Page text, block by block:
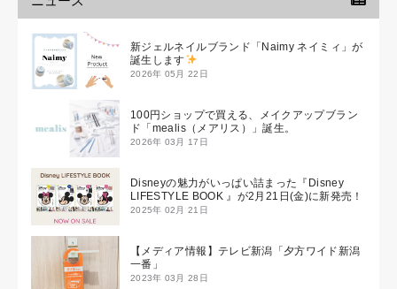
新ジェルネイルブランド「Naimy ネイミィ」が
誕生します
2026年 05月 22日
100円ショップで買える、メイクアップブラン
ド「mealis（メアリス）」誕生。
2026年 03月 17日
Disneyの魅力がいっぱい詰まった『Disney
LIFESTYLE BOOK 』が2月21日(金)に新発売！
2025年 02月 21日
【メディア情報】テレビ新潟「夕方ワイド新潟
一番」
2023年 03月 28日